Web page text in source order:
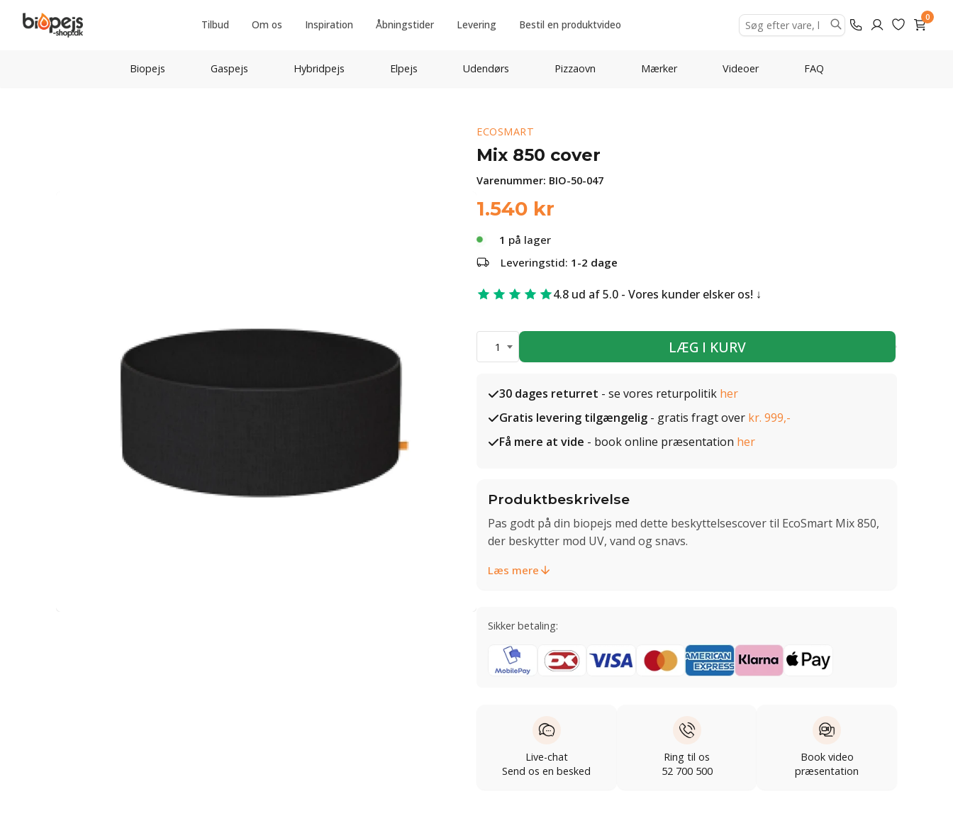
Tilbud Om os Inspiration Åbningstider Levering Bestil en produktvideo
0
Biopejs Gaspejs Hybridpejs Elpejs Udendørs Pizzaovn Mærker Videoer FAQ
ECOSMART
Mix 850 cover
Varenummer: BIO-50-047
1.540 kr
1 på lager
Leveringstid: 1-2 dage
4.8 ud af 5.0 - Vores kunder elsker os!
1 LÆG I KURV
30 dages returret - se vores returpolitik her
Gratis levering tilgængelig - gratis fragt over kr. 999,-
Få mere at vide - book online præsentation her
Produktbeskrivelse
Pas godt på din biopejs med dette beskyttelsescover til EcoSmart Mix 850,
der beskytter mod UV, vand og snavs.
Læs mere
Sikker betaling:
Live-chat
Send os en besked
Ring til os
52 700 500
Book video
præsentation